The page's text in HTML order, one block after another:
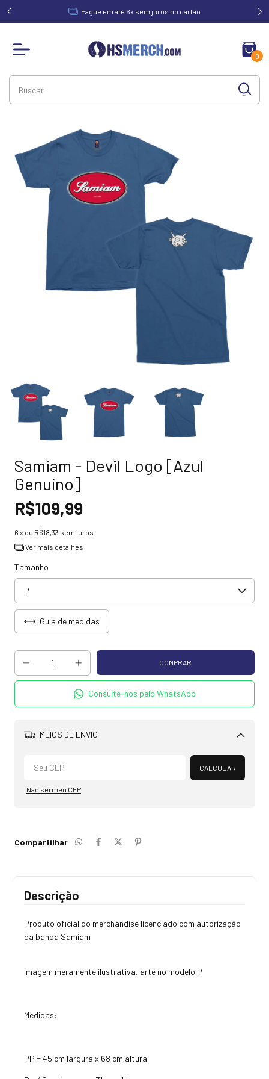
de Pague em até 6x sem juros no cartão
0
Samiam - Devil Logo [Azul
Genuíno]
R$109,99
6 x de R$18,33 sem juros
Ver mais detalhes
Tamanho
Guia de medidas
Consulte-nos pelo WhatsApp
MEIOS DE ENVIO
Alterar CEP
CALCULAR
Não sei meu CEP
Compartilhar
Descrição
Produto oficial do merchandise licenciado com autorização
da banda Samiam
Imagem meramente ilustrativa, arte no modelo P
Medidas:
PP = 45 cm largura x 68 cm altura